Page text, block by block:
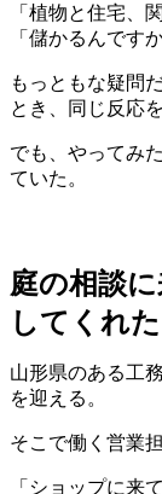
「植物と住宅、
「儲かるんです
もっともな疑問
とき、同じ反応
でも、やってみ
ていた。
庭の相談
してくれた
山形県のある工
を迎える。
そこで働く営業
「ショップに来